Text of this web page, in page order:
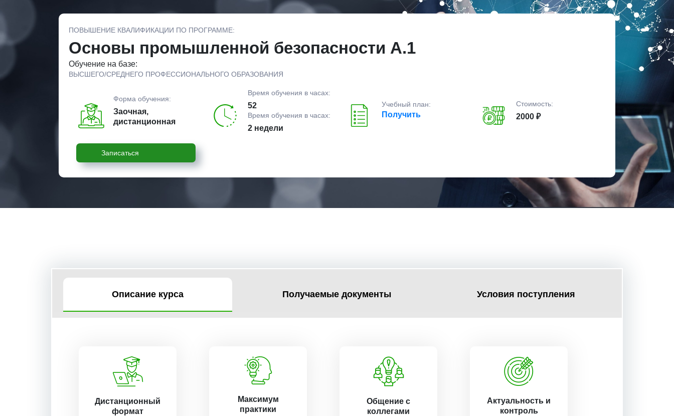
ПОВЫШЕНИЕ КВАЛИФИКАЦИИ ПО ПРОГРАММЕ:
Основы промышленной безопасности А.1
Обучение на базе:
ВЫСШЕГО/СРЕДНЕГО ПРОФЕССИОНАЛЬНОГО ОБРАЗОВАНИЯ
Форма обучения:
Заочная,
дистанционная
Время обучения в часах:
52
Время обучения в часах:
2 недели
Учебный план:
Получить
Стоимость:
2000 ₽
Записаться
Описание курса Получаемые документы Условия поступления
Дистанционный
формат
Максимум
практики
Общение с
коллегами
Актуальность и
контроль